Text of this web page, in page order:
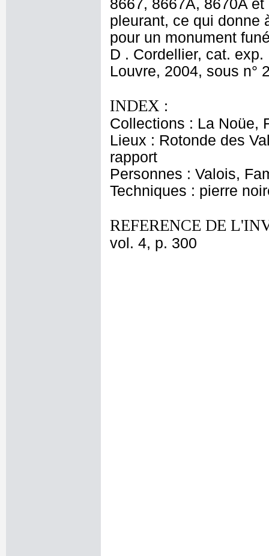
8667, 8667A, 8670A
pleurant, ce qui donne
pour un monument
D . Cordellier, cat.
Louvre, 2004, sous n°
INDEX :
Collections : La Noüe,
Lieux : Rotonde des
rapport
Personnes : Valois,
Techniques : pierre
REFERENCE DE
vol. 4, p. 300